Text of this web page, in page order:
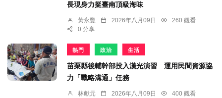
長現身力挺臺南頂級海味
黃永豐 2026年八月09日
260 觀看
0 分享
熱門 政治 生活
苗栗縣後輔幹部投入漢光演習 運用民間資源協
力「戰略溝通」任務
林獻元 2026年八月09日
400 觀看